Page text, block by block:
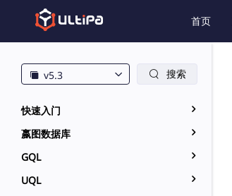
首页
v5.3 搜索
快速入门
嬴图数据库
GQL
UQL